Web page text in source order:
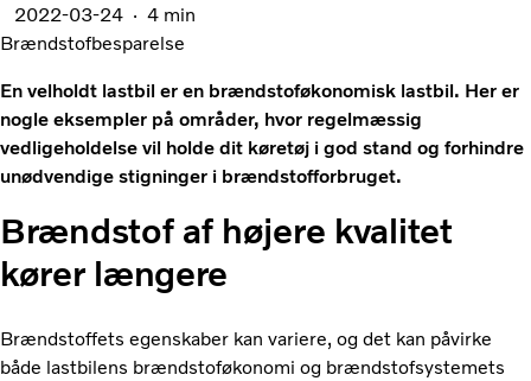
2022-03-24
4 min
Brændstofbesparelse
En velholdt lastbil er en brændstoføkonomisk lastbil. Her er
nogle eksempler på områder, hvor regelmæssig
vedligeholdelse vil holde dit køretøj i god stand og forhindre
unødvendige stigninger i brændstofforbruget.
Brændstof af højere kvalitet
kører længere
Brændstoffets egenskaber kan variere, og det kan påvirke
både lastbilens brændstoføkonomi og brændstofsystemets